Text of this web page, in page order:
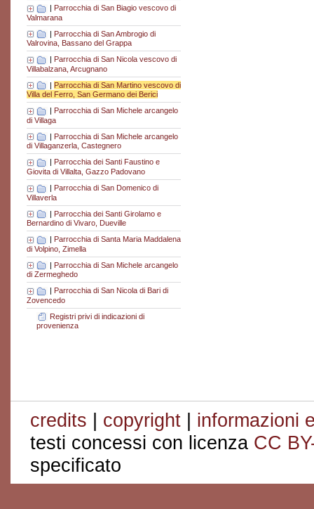
| Parrocchia di San Biagio vescovo di
Valmarana
| Parrocchia di San Ambrogio di
Valrovina, Bassano del Grappa
Parrocchia di San Nicola vescovo di
Villabalzana, Arcugnano
| Parrocchia di San Martino vescovo di
Villa del Ferro, San Germano dei Berici
Parrocchia di San Michele arcangelo
di Villaga
| Parrocchia di San Michele arcangelo
di Villaganzerla, Castegnero
Parrocchia dei Santi Faustino e
Giovita di Villalta, Gazzo Padovano
| Parrocchia di San Domenico di
Villaverla
| Parrocchia dei Santi Girolamo e
Bernardino di Vivaro, Dueville
| Parrocchia di Santa Maria Maddalena
di Volpino, Zimella
| Parrocchia di San Michele arcangelo
di Zermeghedo
Parrocchia di San Nicola di Bari di
Zovencedo
Registri privi di indicazioni di
provenienza
credits | copyright | informazioni
testi concessi con licenza CC
specificato